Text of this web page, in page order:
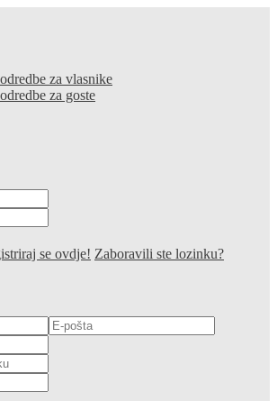
za vlasnike
za goste
se ovdje! Zaboravili ste lozinku?